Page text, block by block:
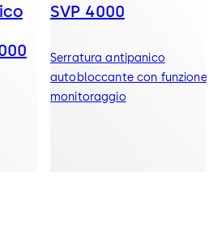
SVP 4000
Serratura antipanico
autobloccante con funzione
monitoraggio